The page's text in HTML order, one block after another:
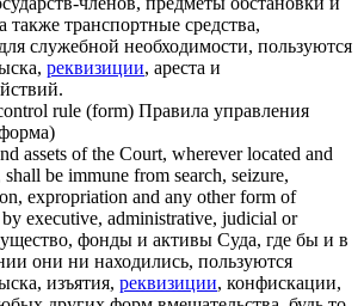
также транспортные средства,
служебной необходимости, пользуются
реквизиции, ареста и
rule (form) Правила управления
assets of the Court, wherever located and
be immune from search, seizure,
expropriation and any other form of
executive, administrative, judicial or
фонды и активы Суда, где бы и в
они ни находились, пользуются
изъятия, реквизиции, конфискации,